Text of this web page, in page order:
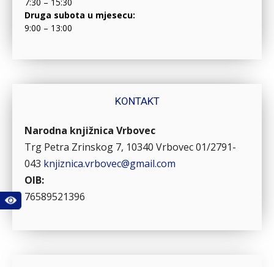
Druga subota u mjesecu:
9:00 – 13:00
KONTAKT
Narodna knjižnica Vrbovec
Trg Petra Zrinskog 7, 10340 Vrbovec01/2791-
043 knjiznica.vrbovec@gmail.com
OIB:
76589521396